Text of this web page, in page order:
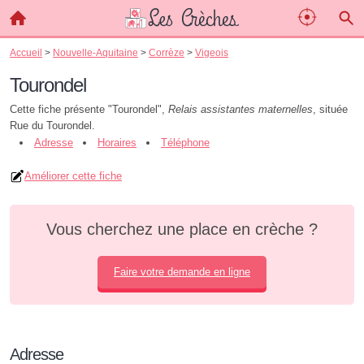
Accueil > Nouvelle-Aquitaine > Corrèze > Vigeois
Tourondel
Cette fiche présente "Tourondel", Relais assistantes maternelles, située
Rue du Tourondel.
Adresse
Horaires Téléphone
Améliorer cette fiche
Vous cherchez une place en crèche ?
Faire votre demande en ligne
Adresse